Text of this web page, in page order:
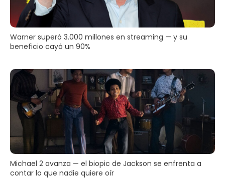
Warner superó 3.000 millones en streaming — y su
beneficio cayó un 90%
Michael 2 avanza — el biopic de Jackson se enfrenta a
contar lo que nadie quiere oír